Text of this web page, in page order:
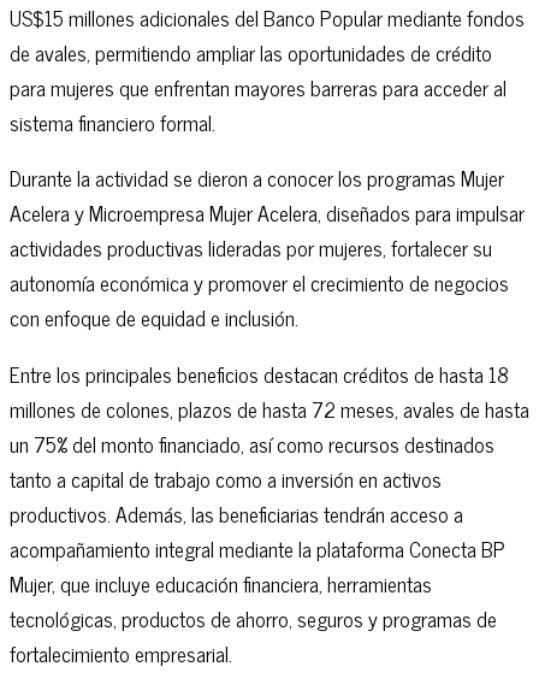
US$15 millones adicionales del Banco Popular mediante fondos
de avales, permitiendo ampliar las oportunidades de crédito
para mujeres que enfrentan mayores barreras para acceder al
sistema financiero formal.
Durante la actividad se dieron a conocer los programas Mujer
Acelera y Microempresa Mujer Acelera, diseñados para impulsar
actividades productivas lideradas por mujeres, fortalecer su
autonomía económica y promover el crecimiento de negocios
con enfoque de equidad e inclusión.
Entre los principales beneficios destacan créditos de hasta 18
millones de colones, plazos de hasta 72 meses, avales de hasta
un 75% del monto financiado, así como recursos destinados
tanto a capital de trabajo como a inversión en activos
productivos. Además, las beneficiarias tendrán acceso a
acompañamiento integral mediante la plataforma Conecta BP
Mujer, que incluye educación financiera, herramientas
tecnológicas, productos de ahorro, seguros y programas de
fortalecimiento empresarial.